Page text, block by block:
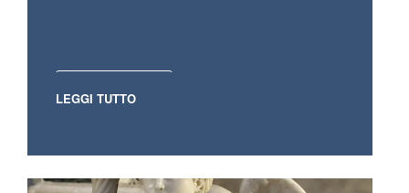
LEGGI TUTTO